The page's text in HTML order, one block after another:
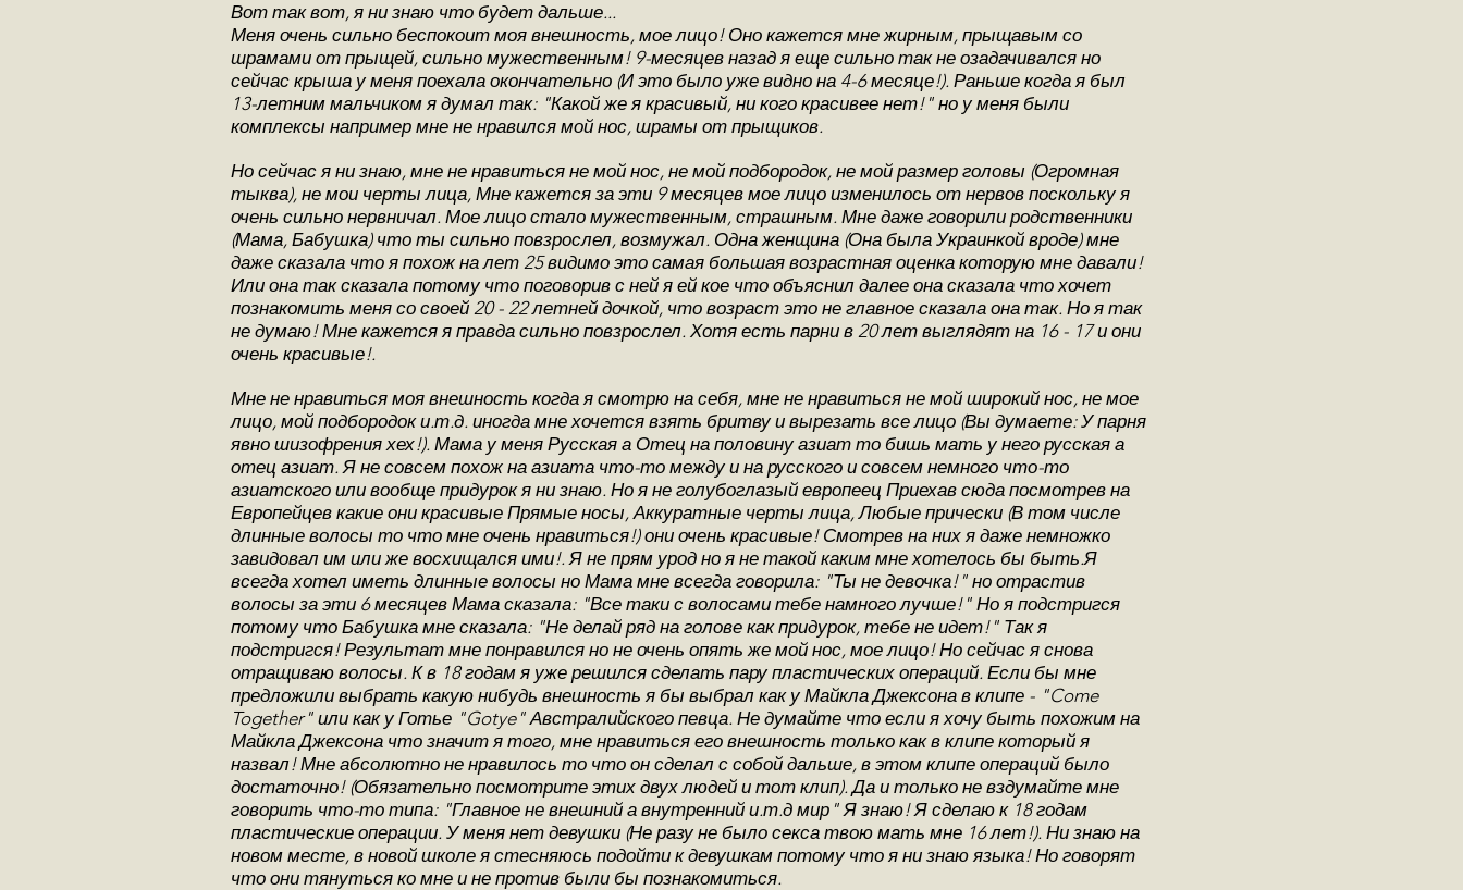
Вот так вот, я ни знаю что будет дальше...
Меня очень сильно беспокоит моя внешность, мое лицо! Оно кажется мне жирным, прыщавым со
шрамами от прыщей, сильно мужественным! 9-месяцев назад я еще сильно так не озадачивался но
сейчас крыша у меня поехала окончательно (И это было уже видно на 4-6 месяце!). Раньше когда я был
13-летним мальчиком я думал так: "Какой же я красивый, ни кого красивее нет!" но у меня были
комплексы например мне не нравился мой нос, шрамы от прыщиков.
Но сейчас я ни знаю, мне не нравиться не мой нос, не мой подбородок, не мой размер головы (Огромная
тыква), не мои черты лица, Мне кажется за эти 9 месяцев мое лицо изменилось от нервов поскольку я
очень сильно нервничал. Мое лицо стало мужественным, страшным. Мне даже говорили родственники
(Мама, Бабушка) что ты сильно повзрослел, возмужал. Одна женщина (Она была Украинкой вроде) мне
даже сказала что я похож на лет 25 видимо это самая большая возрастная оценка которую мне давали!
Или она так сказала потому что поговорив с ней я ей кое что объяснил далее она сказала что хочет
познакомить меня со своей 20 - 22 летней дочкой, что возраст это не главное сказала она так. Но я так
не думаю! Мне кажется я правда сильно повзрослел. Хотя есть парни в 20 лет выглядят на 16 - 17 и они
очень красивые!.
Мне не нравиться моя внешность когда я смотрю на себя, мне не нравиться не мой широкий нос, не мое
лицо, мой подбородок и.т.д. иногда мне хочется взять бритву и вырезать все лицо (Вы думаете: У парня
явно шизофрения хех!). Мама у меня Русская а Отец на половину азиат то бишь мать у него русская а
отец азиат. Я не совсем похож на азиата что-то между и на русского и совсем немного что-то
азиатского или вообще придурок я ни знаю. Но я не голубоглазый европеец Приехав сюда посмотрев на
Европейцев какие они красивые Прямые носы, Аккуратные черты лица, Любые прически (В том числе
длинные волосы то что мне очень нравиться!) они очень красивые! Смотрев на них я даже немножко
завидовал им или же восхищался ими!. Я не прям урод но я не такой каким мне хотелось бы быть.Я
всегда хотел иметь длинные волосы но Мама мне всегда говорила: "Ты не девочка!" но отрастив
волосы за эти 6 месяцев Мама сказала: "Все таки с волосами тебе намного лучше!" Но я подстригся
потому что Бабушка мне сказала: "Не делай ряд на голове как придурок, тебе не идет!" Так я
подстригся! Результат мне понравился но не очень опять же мой нос, мое лицо! Но сейчас я снова
отращиваю волосы. К в 18 годам я уже решился сделать пару пластических операций. Если бы мне
предложили выбрать какую нибудь внешность я бы выбрал как у Майкла Джексона в клипе - "Come
Together" или как у Готье "Gotye" Австралийского певца. Не думайте что если я хочу быть похожим на
Майкла Джексона что значит я того, мне нравиться его внешность только как в клипе который я
назвал! Мне абсолютно не нравилось то что он сделал с собой дальше, в этом клипе операций было
достаточно! (Обязательно посмотрите этих двух людей и тот клип). Да и только не вздумайте мне
говорить что-то типа: "Главное не внешний а внутренний и.т.д мир" Я знаю! Я сделаю к 18 годам
пластические операции. У меня нет девушки (Не разу не было секса твою мать мне 16 лет!). Ни знаю на
новом месте, в новой школе я стесняюсь подойти к девушкам потому что я ни знаю языка! Но говорят
что они тянуться ко мне и не против были бы познакомиться.